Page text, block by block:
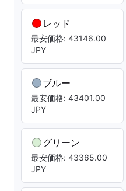
レッド
最安価格: 43146.00
JPY
ブルー
最安価格: 43401.00
JPY
グリーン
最安価格: 43365.00
JPY